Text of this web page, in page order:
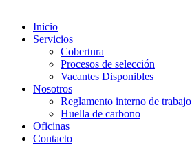
Inicio
Servicios
Cobertura
Procesos de selección
Vacantes Disponibles
Nosotros
Reglamento interno de trabajo
Huella de carbono
Oficinas
Contacto